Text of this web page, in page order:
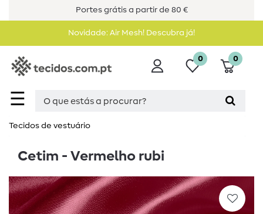
Portes grátis a partir de 80 €
Novidade: Air Mesh! Descubra já!
☰
0 0
Tecidos de vestuário
Cetim - Vermelho rubi